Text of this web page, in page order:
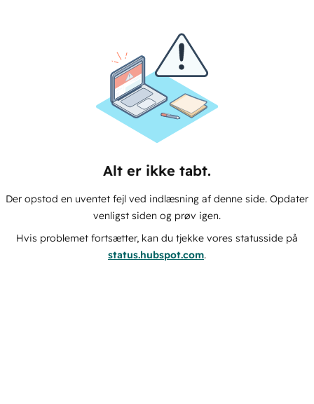
Alt er ikke tabt.
Der opstod en uventet fejl ved indlæsning af denne side. Opdater
venligst siden og prøv igen.
Hvis problemet fortsætter, kan du tjekke vores statusside på
status.hubspot.com.